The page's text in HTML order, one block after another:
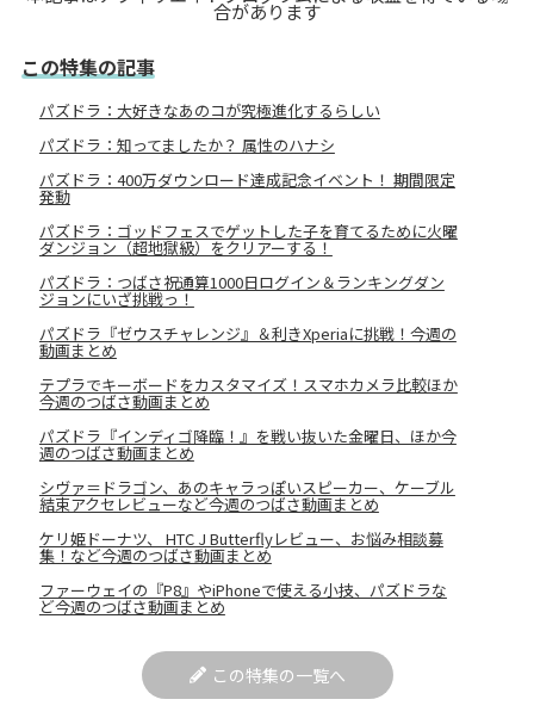
合があります
この特集の記事
パズドラ：大好きなあのコが究極進化するらしい
パズドラ：知ってましたか？ 属性のハナシ
パズドラ：400万ダウンロード達成記念イベント！ 期間限定
発動
パズドラ：ゴッドフェスでゲットした子を育てるために火曜
ダンジョン（超地獄級）をクリアーする！
パズドラ：つばさ祝通算1000日ログイン＆ランキングダン
ジョンにいざ挑戦っ！
パズドラ『ゼウスチャレンジ』＆利きXperiaに挑戦！今週の
動画まとめ
テプラでキーボードをカスタマイズ！スマホカメラ比較ほか
今週のつばさ動画まとめ
パズドラ『インディゴ降臨！』を戦い抜いた金曜日、ほか今
週のつばさ動画まとめ
シヴァ＝ドラゴン、あのキャラっぽいスピーカー、ケーブル
結束アクセレビューなど今週のつばさ動画まとめ
ケリ姫ドーナツ、 HTC J Butterflyレビュー、お悩み相談募
集！など今週のつばさ動画まとめ
ファーウェイの『P8』やiPhoneで使える小技、パズドラな
ど今週のつばさ動画まとめ
この特集の一覧へ